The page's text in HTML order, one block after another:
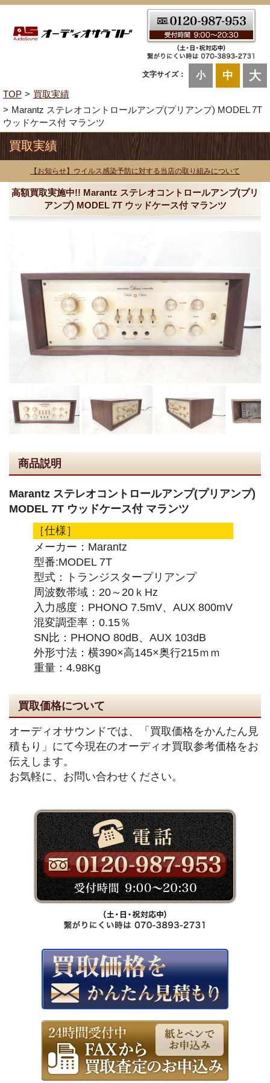
文字サイズ： 小 中 大
TOP
買取実績
Marantz ステレオコントロールアンプ(プリアンプ) MODEL 7T
ウッドケース付 マランツ
買取実績
【お知らせ】ウイルス感染予防に対する当店の取り組みについて
高額買取実施中!! Marantz ステレオコントロールアンプ(プリ
アンプ) MODEL 7T ウッドケース付 マランツ
商品説明
Marantz ステレオコントロールアンプ(プリアンプ)
MODEL 7T ウッドケース付 マランツ
［仕様］
メーカー：Marantz
型番:MODEL 7T
型式：トランジスタープリアンプ
周波数帯域：20～20ｋHz
入力感度：PHONO 7.5mV、AUX 800mV
混変調歪率：0.15％
SN比：PHONO 80dB、AUX 103dB
外形寸法：横390×高145×奥行215ｍｍ
重量：4.98Kg
買取価格について
オーディオサウンドでは、「買取価格をかんたん見
積もり」にて今現在のオーディオ買取参考価格をお
伝えします。
お気軽に、お問い合わせください。